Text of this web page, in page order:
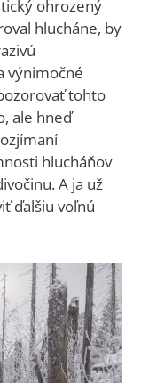
ohrozený
hlucháne, by
výnimočné
tohto
ale hneď
hlucháňov
A ja už
ďalšiu voľnú